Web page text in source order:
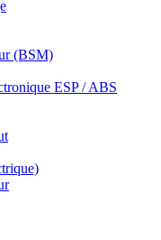
(BSM)
ESP / ABS